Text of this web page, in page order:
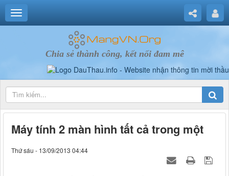
Chia sẻ thành công, kết nối đam mê
Máy tính 2 màn hình tất cả trong một
Thứ sáu - 13/09/2013 04:44